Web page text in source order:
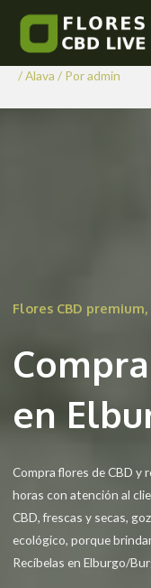
contenido
Comprar
Elburgo/
/Alava / Poradmin
Flores CBD
en
Compra flores de CBD y
horas con atención al
CBD, frescas y secas,
ecológico, porque
Recíbelas en Elburgo/